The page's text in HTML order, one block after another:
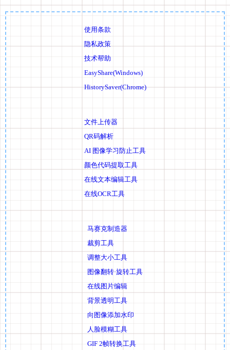
使用条款
隐私政策
技术帮助
EasyShare(Windows)
HistorySaver(Chrome)
文件上传器
QR码解析
AI 图像学习防止工具
颜色代码提取工具
在线文本编辑工具
在线OCR工具
马赛克制造器
裁剪工具
调整大小工具
图像翻转·旋转工具
在线图片编辑
背景透明工具
向图像添加水印
人脸模糊工具
GIF 2帧转换工具